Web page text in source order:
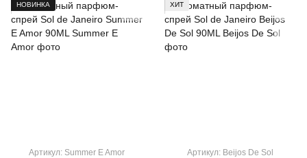
НОВИНКА
Артикул: Summer E Amor
ХИТ
Артикул: Beijos De Sol